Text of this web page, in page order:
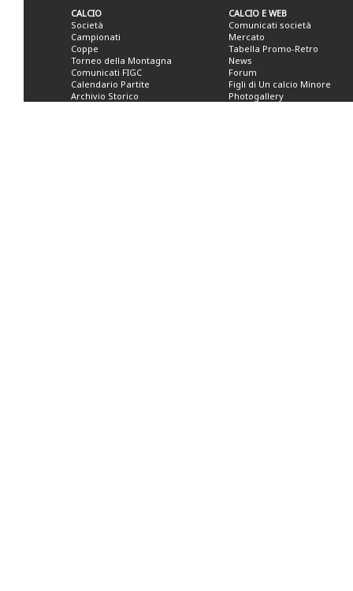
CALCIO
Società
Campionati
Coppe
Torneo della Montagna
Comunicati FIGC
Calendario Partite
Archivio Storico
CALCIO E WEB
Comunicati società
Mercato
Tabella Promo-Retro
News
Forum
Figli di Un calcio Minore
Photogallery